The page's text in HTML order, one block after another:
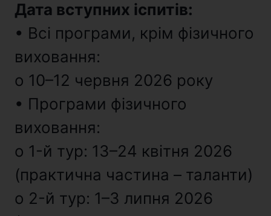
Дата вступних іспитів:
• Всі програми, крім фізичного
виховання:
o 10–12 червня 2026 року
• Програми фізичного
виховання:
o 1-й тур: 13–24 квітня 2026
(практична частина – таланти)
o 2-й тур: 1–3 липня 2026